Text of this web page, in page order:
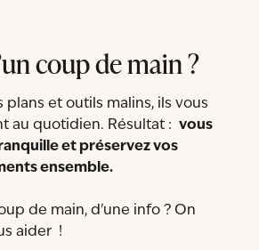
coup de main ?
plans et outils malins, ils vous
au quotidien. Résultat : vous
et préservez vos
ensemble.
de main, d'une info ? On
aider !